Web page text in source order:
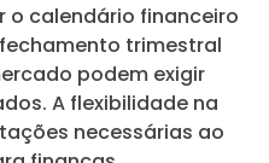
o calendário financeiro
trimestral
podem exigir
A flexibilidade na
necessárias ao